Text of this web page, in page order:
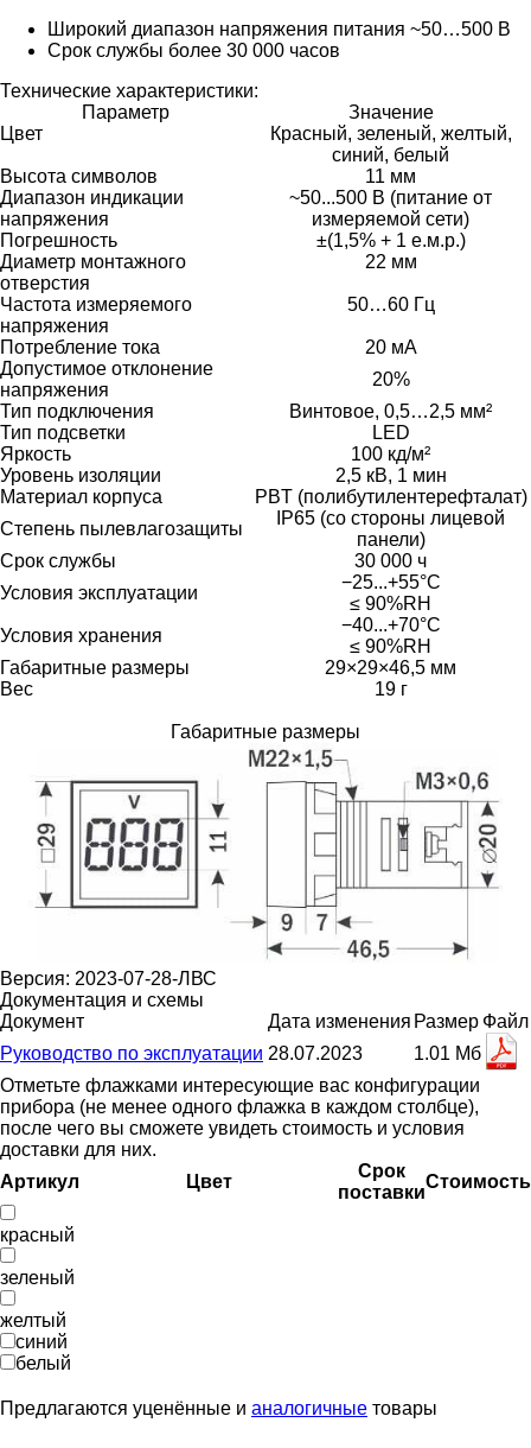
Широкий диапазон напряжения питания ~50…500 В
Срок службы более 30 000 часов
Технические характеристики:
Параметр
Значение
Цвет
Красный, зеленый, желтый,
синий, белый
Высота символов
11 мм
Диапазон индикации
напряжения
~50...500 В (питание от
измеряемой сети)
Погрешность
±(1,5% + 1 е.м.р.)
Диаметр монтажного
отверстия
22 мм
Частота измеряемого
напряжения
50…60 Гц
Потребление тока
20 мА
Допустимое отклонение
напряжения
20%
Тип подключения
Винтовое, 0,5…2,5 мм²
Тип подсветки
LED
Яркость
100 кд/м²
Уровень изоляции
2,5 кВ, 1 мин
Материал корпуса
PBT (полибутилентерефталат)
Степень пылевлагозащиты
IP65 (со стороны лицевой
панели)
Срок службы
30 000 ч
Условия эксплуатации
−25...+55°C
≤ 90%RH
Условия хранения
−40...+70°C
≤ 90%RH
Габаритные размеры
29×29×46,5 мм
Вес
19 г
Габаритные размеры
Версия: 2023-07-28-ЛВС
Документация и схемы
Документ
Дата изменения Размер Файл
Руководство по эксплуатации 28.07.2023
1.01 Мб
Отметьте флажками интересующие вас конфигурации
прибора (не менее одного флажка в каждом столбце),
после чего вы сможете увидеть стоимость и условия
доставки для них.
Артикул
Цвет
Срок
поставки
Стоимость
красный
зеленый
желтый
синий
белый
Предлагаются уценённые и аналогичные товары